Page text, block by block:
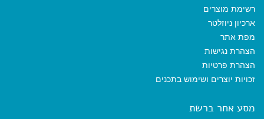
רשימת מוצרים
ארכיון ניוזלטר
מפת אתר
הצהרת נגישות
הצהרת פרטיות
זכויות יוצרים ושימוש בתכנים
מסע אחר ברשת